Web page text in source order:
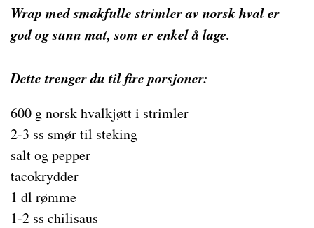
Wrap med smakfulle strimler av norsk hval er
god og sunn mat, som er enkel å lage.
Dette trenger du til fire porsjoner:
600 g norsk hvalkjøtt i strimler
2-3 ss smør til steking
salt og pepper
tacokrydder
1 dl rømme
1-2 ss chilisaus